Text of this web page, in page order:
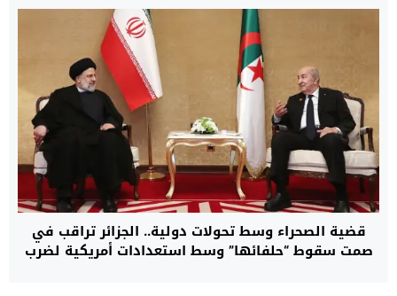
قضية الصحراء وسط تحولات دولية.. الجزائر تراقب في
صمت سقوط “حلفائها” وسط استعدادات أمريكية لضرب